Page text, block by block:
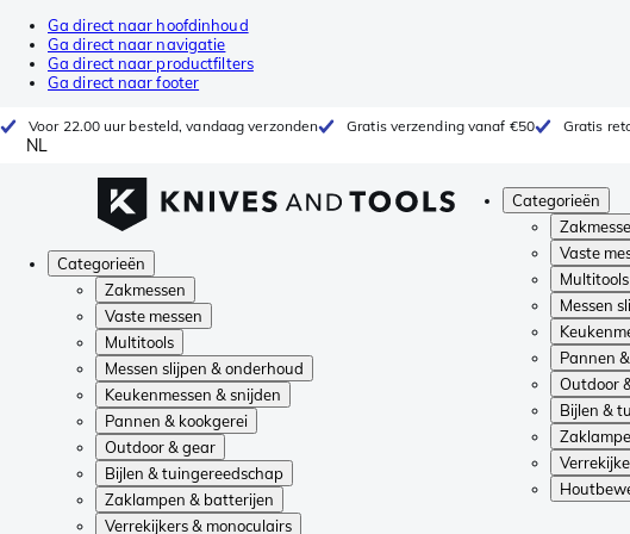
Ga direct naar hoofdinhoud
Ga direct naar navigatie
Ga direct naar productfilters
Ga direct naar footer
Voor 22.00 uur besteld, vandaag verzonden Gratis verzending vanaf €50 Gratis
NL
Categorieën
Vaste
Multitools
Messen
Pannen
Outdoor
Bijlen &
Categorieën
Zakmessen
Vaste messen
Multitools
Messen slijpen & onderhoud
Keukenmessen & snijden
Pannen & kookgerei
Outdoor & gear
Bijlen & tuingereedschap
Zaklampen & batterijen
Verrekijkers & monoculairs